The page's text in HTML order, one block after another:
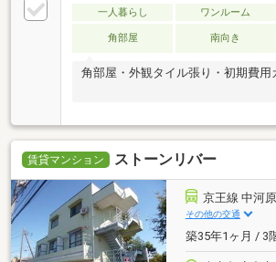
一人暮らし ワンルーム
角部屋 南向き
角部屋・外観タイル張り・初期費用
賃貸マンション ストーンリバー
京王線 中河
その他の交通
築35年1ヶ月 / 3